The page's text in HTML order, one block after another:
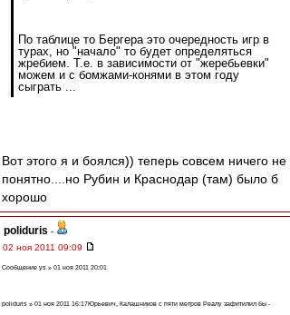
По таблице то Бергера это очередность игр в
турах, но "начало" то будет определяться
жребием. Т.е. в зависимости от "жеребьевки"
можем и с бомжами-конями в этом году
сыграть ...
Вот этого я и боялся)) теперь совсем ничего не
понятно....но Рубин и Краснодар (там) было б
хорошо
poliduris -
02 ноя 2011 09:09
Сообщение ys » 01 ноя 2011 20:01
poliduris » 01 ноя 2011 16:17Юрьевич, Калашников с пяти метров Реалу зафитилил бы -